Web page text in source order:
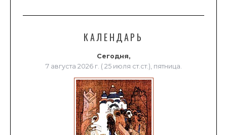
КАЛЕНДАРЬ
Сегодня,
7 августа 2026 г. ( 25 июля ст.ст.), пятница.